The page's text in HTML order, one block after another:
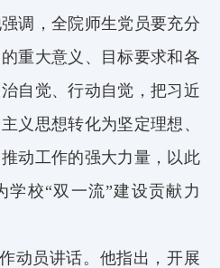
强调， 全院师生党员要充分
重大意义、
目标要求和各
自觉、行动自觉， 把习近
义思想转化为坚定理想、
动工作的强大力量，以此
学校“双一流”建设贡献力
作动员讲话。他指出，开展